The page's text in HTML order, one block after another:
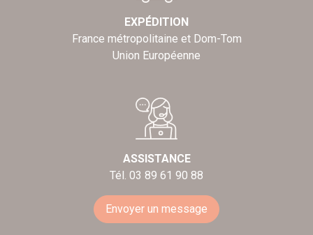
EXPÉDITION
France métropolitaine et Dom-Tom
Union Européenne
ASSISTANCE
Tél. 03 89 61 90 88
Envoyer un message